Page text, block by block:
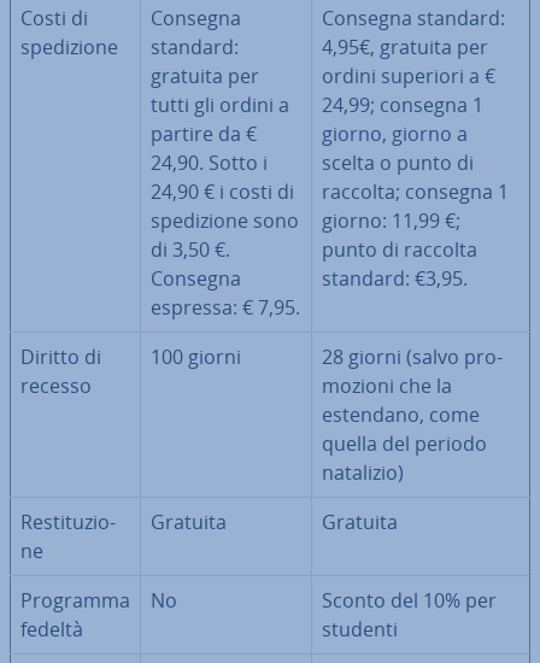
Costi di
spe­di­zio­ne
Consegna
standard:
gratuita per
tutti gli ordini a
partire da €
24,90. Sotto i
24,90 € i costi di
spe­di­zio­ne sono
di 3,50 €.
Consegna
espressa: € 7,95.
Consegna standard:
4,95€, gratuita per
ordini superiori a €
24,99; consegna 1
giorno, giorno a
scelta o punto di
raccolta; consegna 1
giorno: 11,99 €;
punto di raccolta
standard: €3,95.
Diritto di
recesso
100 giorni
28 giorni (salvo pro­
mo­zio­ni che la
estendano, come
quella del periodo
natalizio)
Re­sti­tu­zio­
ne
Gratuita Gratuita
Programma
fedeltà
No
Sconto del 10% per
studenti